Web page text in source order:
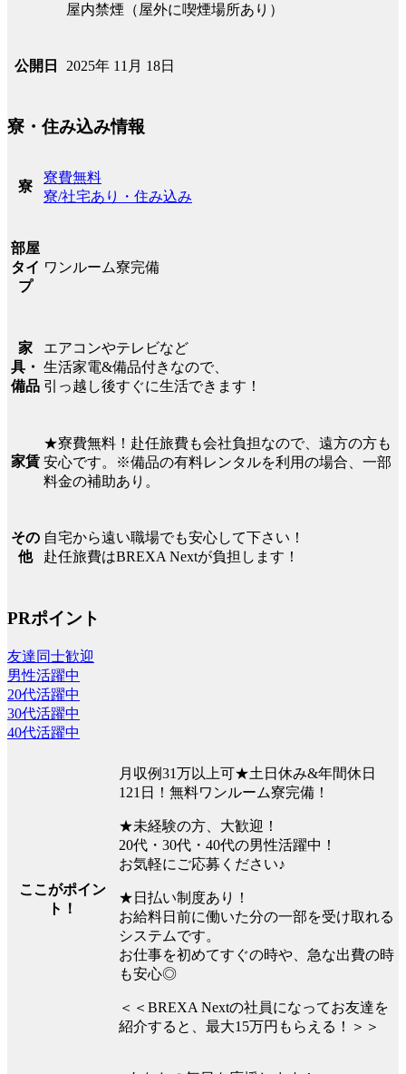
屋内禁煙（屋外に喫煙場所あり）
公開日 2025年 11月 18日
寮・住み込み情報
寮
寮費無料
寮/社宅あり・住み込み
部屋
タイ
プ
ワンルーム寮完備
家
具・
備品
エアコンやテレビなど
生活家電&備品付きなので、
引っ越し後すぐに生活できます！
家賃
★寮費無料！赴任旅費も会社負担なので、遠方の方も
安心です。※備品の有料レンタルを利用の場合、一部
料金の補助あり。
その
他
自宅から遠い職場でも安心して下さい！
赴任旅費はBREXA Nextが負担します！
PRポイント
友達同士歓迎
男性活躍中
20代活躍中
30代活躍中
40代活躍中
ここがポイン
ト！
月収例31万以上可★土日休み&年間休日
121日！無料ワンルーム寮完備！
★未経験の方、大歓迎！
20代・30代・40代の男性活躍中！
お気軽にご応募ください♪
★日払い制度あり！
お給料日前に働いた分の一部を受け取れる
システムです。
お仕事を初めてすぐの時や、急な出費の時
も安心◎
＜＜BREXA Nextの社員になってお友達を
紹介すると、最大15万円もらえる！＞＞